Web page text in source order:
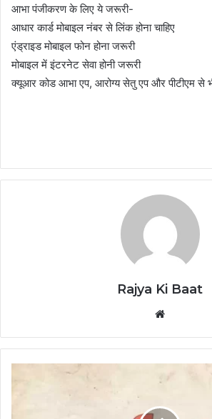
आभा पंजीकरण के लिए ये जरूरी-
आधार कार्ड मोबाइल नंबर से लिंक होना चाहिए
एंड्राइड मोबाइल फोन होना जरूरी
मोबाइल में इंटरनेट सेवा होनी जरूरी
क्यूआर कोड आभा एप, आरोग्य सेतु एप और पीटीएम
Rajya Ki Baat